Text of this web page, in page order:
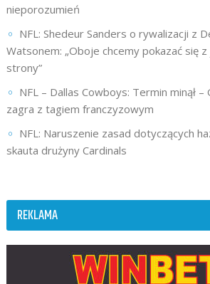
nieporozumień
NFL: Shedeur Sanders o rywalizacji z
Watsonem: „Oboje chcemy pokazać się
strony”
NFL – Dallas Cowboys: Termin minął
zagra z tagiem franczyzowym
NFL: Naruszenie zasad dotyczących
skauta drużyny Cardinals
REKLAMA